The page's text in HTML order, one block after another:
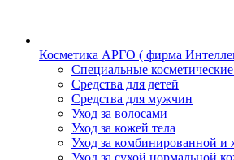
Косметика АРГО ( фирма
Специальные косметические
Средства для детей
Средства для мужчин
Уход за волосами
Уход за кожей тела
Уход за комбинированной
Уход за сухой нормальной